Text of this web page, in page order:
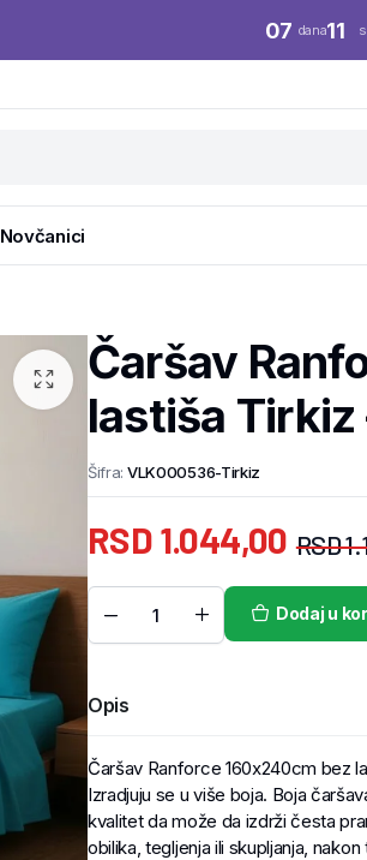
07 dana11
Novčanici
Čaršav
lastiša Tirkiz
Šifra: VLK000536-Tirkiz
RSD
RSD1.044,00
Dodaj u
Opis
Čaršav Ranforce 160x240cm bez
Izradjuju se u više boja. Boja
kvalitet da može da izdrži česta
obilika, tegljenja ili skupljanja, nakon